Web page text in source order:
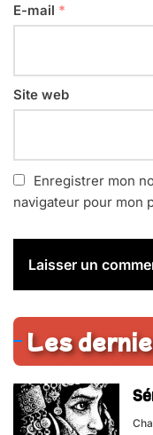
E-mail *
Site web
Enregistrer mon
navigateur pour mon
Les